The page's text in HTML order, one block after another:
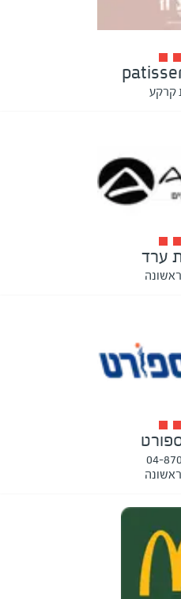
קרקע
ערד
04-